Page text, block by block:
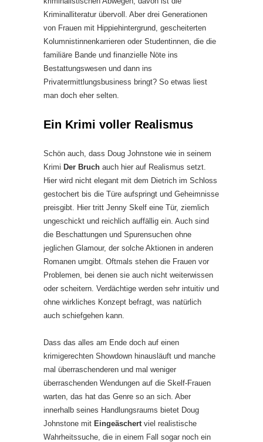
Kriminalliteratur übervoll. Aber drei Generationen
von Frauen mit Hippiehintergrund, gescheiterten
Kolumnistinnenkarrieren oder Studentinnen, die die
familiäre Bande und finanzielle Nöte ins
Bestattungswesen und dann ins
Privatermittlungsbusiness bringt? So etwas liest
man doch eher selten.
Ein Krimi voller Realismus
Schön auch, dass Doug Johnstone wie in seinem
Krimi Der Bruch auch hier auf Realismus setzt.
Hier wird nicht elegant mit dem Dietrich im Schloss
gestochert bis die Türe aufspringt und Geheimnisse
preisgibt. Hier tritt Jenny Skelf eine Tür, ziemlich
ungeschickt und reichlich auffällig ein. Auch sind
die Beschattungen und Spurensuchen ohne
jeglichen Glamour, der solche Aktionen in anderen
Romanen umgibt. Oftmals stehen die Frauen vor
Problemen, bei denen sie auch nicht weiterwissen
oder scheitern. Verdächtige werden sehr intuitiv und
ohne wirkliches Konzept befragt, was natürlich
auch schiefgehen kann.
Dass das alles am Ende doch auf einen
krimigerechten Showdown hinausläuft und manche
mal überraschenderen und mal weniger
überraschenden Wendungen auf die Skelf-Frauen
warten, das hat das Genre so an sich. Aber
innerhalb seines Handlungsraums bietet Doug
Johnstone mit Eingeäschert viel realistische
Wahrheitssuche, die in einem Fall sogar noch ein